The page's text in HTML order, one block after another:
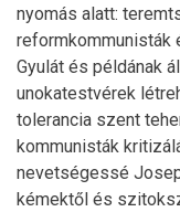
nyomás alatt:
reformkommunisták
Gyulát és példának
unokatestvérek
tolerancia szent
kommunisták
nevetségessé
kémektől és